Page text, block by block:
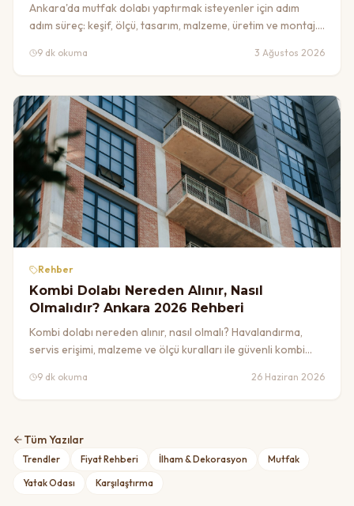
Ankara'da mutfak dolabı yaptırmak isteyenler için adım
adım süreç: keşif, ölçü, tasarım, malzeme, üretim ve montaj.
rehberi.
9 dk okuma 3 Ağustos 2026
Rehber
Kombi Dolabı Nereden Alınır, Nasıl
Olmalıdır? Ankara 2026 Rehberi
Kombi dolabı nereden alınır, nasıl olmalı? Havalandırma,
servis erişimi, malzeme ve ölçü kuralları ile güvenli kombi
9 dk okuma 26 Haziran 2026
Tüm Yazılar
Trendler Fiyat Rehberi İlham & Dekorasyon
Mutfak
Yatak Odası
Karşılaştırma